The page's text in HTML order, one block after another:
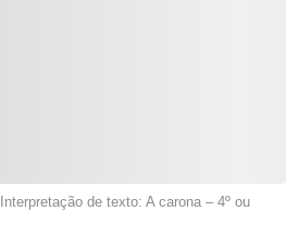
Interpretação de texto: A carona – 4º ou